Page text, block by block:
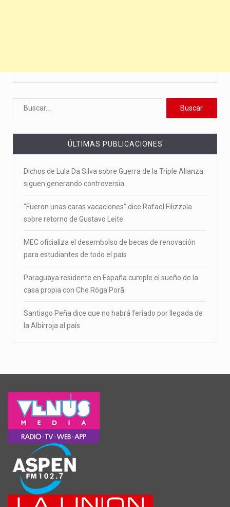
ÚLTIMAS PUBLICACIONES
Dichos de Lula Da Silva sobre Guerra de la Triple Alianza
siguen generando controversia
“Fueron unas caras vacaciones” dice Rafael Filizzola
sobre retorno de Gustavo Leite
MEC oficializa el desembolso de becas de renovación
para estudiantes de todo el país
Paraguaya residente en España cumple el sueño de la
casa propia con Che Róga Porã
Santiago Peña dice que no habrá feriado por llegada de
la Albirroja al país